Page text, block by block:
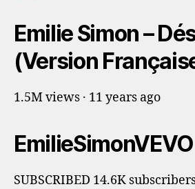
Emilie Simon –
(Version
1.5M views · 11 years ago
EmilieSimonVEVO
SUBSCRIBED 14.6K